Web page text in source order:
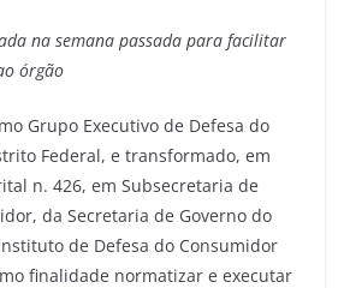
na semana passada para facilitar
órgão
Grupo Executivo de Defesa do
Federal, e transformado, em
n. 426, em Subsecretaria de
da Secretaria de Governo do
de Defesa do Consumidor
finalidade normatizar e executar